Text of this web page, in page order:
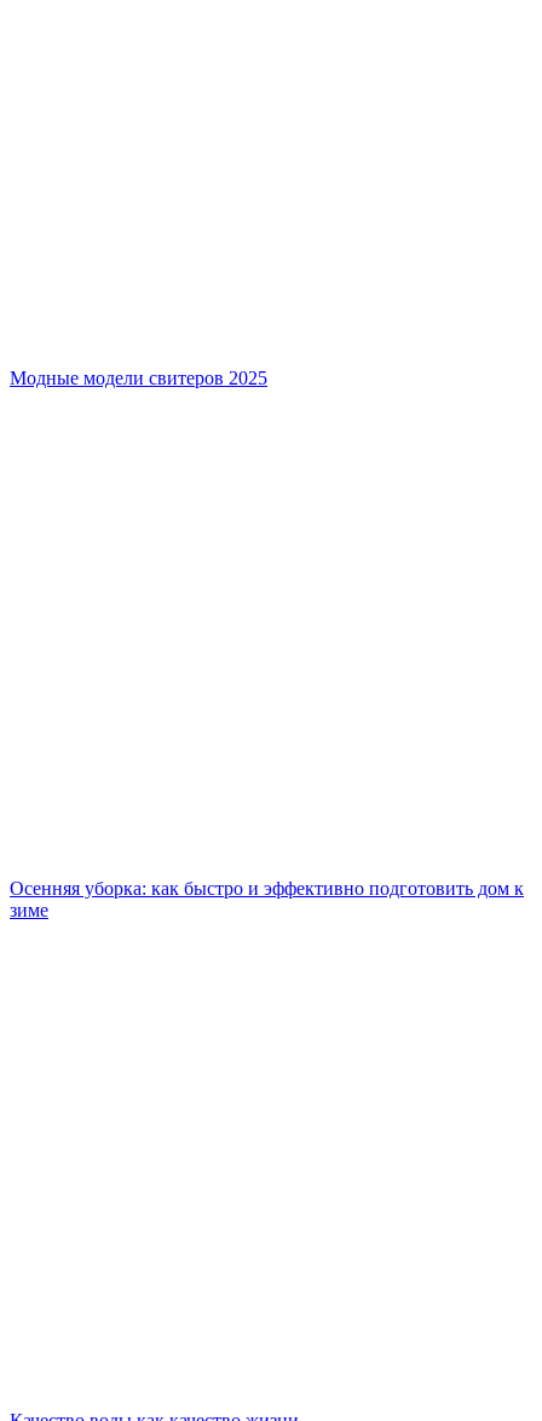
Модные модели свитеров 2025
Осенняя уборка: как быстро и эффективно подготовить дом к
зиме